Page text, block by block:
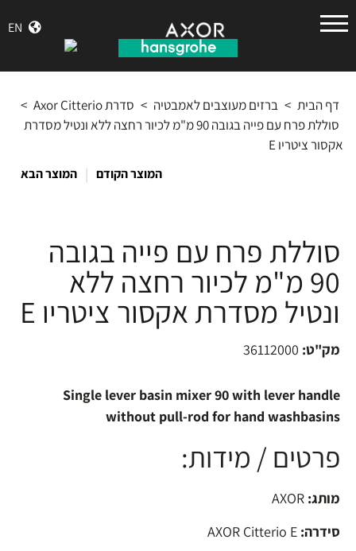
EN
גרואה
דף הבית > ברזים מעוצבים לאמבטיה > סדרת Axor Citterio
>
סוללת פרח עם פייה בגובה 90 מ"מ לכיור רחצה ללא ונטיל מסדרת
אקסור ציטריו E
המוצר הקודם | המוצר הבא
סוללת פרח עם פייה בגובה
90 מ"מ לכיור רחצה ללא
ונטיל מסדרת אקסור ציטריו E
מק"ט: 36112000
Single lever basin mixer 90 with lever handle
without pull-rod for hand washbasins
פרטים / מידות:
מותג:
סידרה: